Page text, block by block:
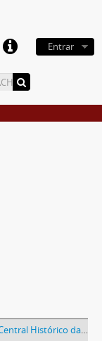
Entrar
Histórico da UFV